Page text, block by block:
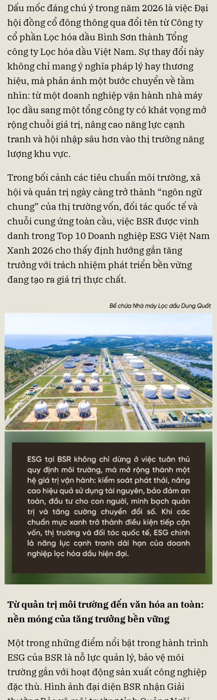
Dấu mốc đáng chú ý trong năm 2026 là việc Đại
hội đồng cổ đông thông qua đổi tên từ Công ty
cổ phần Lọc hóa dầu Bình Sơn thành Tổng
công ty Lọc hóa dầu Việt Nam. Sự thay đổi này
không chỉ mang ý nghĩa pháp lý hay thương
hiệu, mà phản ánh một bước chuyển về tầm
nhìn: từ một doanh nghiệp vận hành nhà máy
lọc dầu sang một tổng công ty có khát vọng mở
rộng chuỗi giá trị, nâng cao năng lực cạnh
tranh và hội nhập sâu hơn vào thị trường năng
lượng khu vực.
Trong bối cảnh các tiêu chuẩn môi trường, xã
hội và quản trị ngày càng trở thành “ngôn ngữ
chung” của thị trường vốn, đối tác quốc tế và
chuỗi cung ứng toàn cầu, việc BSR được vinh
danh trong Top 10 Doanh nghiệp ESG Việt Nam
Xanh 2026 cho thấy định hướng gắn tăng
trưởng với trách nhiệm phát triển bền vững
đang tạo ra giá trị thực chất.
Từ quản trị môi trường đến văn hóa an toàn:
nền móng của tăng trưởng bền vững
Một trong những điểm nổi bật trong hành trình
ESG của BSR là nỗ lực quản lý, bảo vệ môi
trường gắn với hoạt động sản xuất công nghiệp
đặc thù. Hình ảnh đại diện BSR nhận Giải